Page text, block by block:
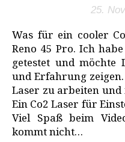
25.
Was für ein cooler Co2 Laser, der Monport Co2
Reno 45 Pro. Ich
getestet und möchte
und Erfahrung
Laser zu arbeiten
Ein Co2 Laser für
Viel Spaß beim
kommt nicht…